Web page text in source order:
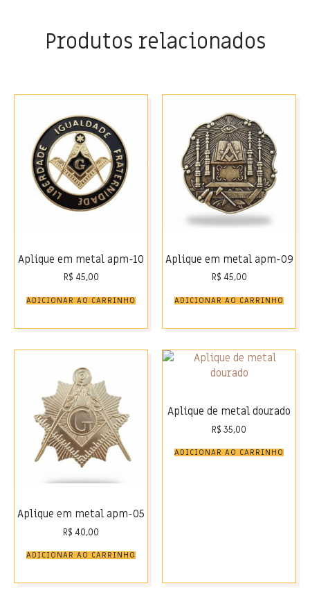
Produtos relacionados
Aplique em metal apm-10
R$ 45,00
ADICIONAR AO CARRINHO
Aplique em metal apm-09
R$ 45,00
ADICIONAR AO CARRINHO
Aplique em metal apm-05
R$ 40,00
ADICIONAR AO CARRINHO
Aplique de metal dourado
R$ 35,00
ADICIONAR AO CARRINHO